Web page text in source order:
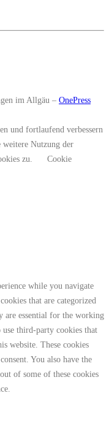
im Allgäu – OnePress
und fortlaufend verbessern
Nutzung der
zu.
Cookie
while you navigate
that are categorized
are essential for the working
third-party cookies that
website. These cookies
You also have the
of some of these cookies